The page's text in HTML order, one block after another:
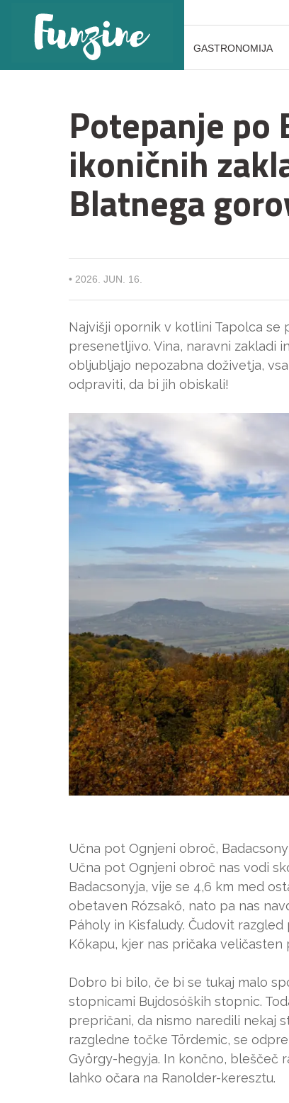
GASTRONOMIJA
Potepanje po
ikoničnih
Blatnega
• 2026. JUN. 16.
Najvišji opornik v kotlini Tapolca
presenetljivo. Vina, naravni zakladi
obljubljajo nepozabna doživetja,
odpraviti, da bi jih obiskali!
Učna pot Ognjeni obroč,
Učna pot Ognjeni obroč nas vodi
Badacsonyja, vije se 4,6 km med
obetaven Rózsakő, nato pa nas
Páholy in Kisfaludy. Čudovit
Kőkapu, kjer nas pričaka
Dobro bi bilo, če bi se tukaj malo
stopnicami Bujdosóških stopnic.
prepričani, da nismo naredili nekaj
razgledne točke Tördemic, se
György-hegyja. In končno, bleščeč
lahko očara na Ranolder-keresztu.